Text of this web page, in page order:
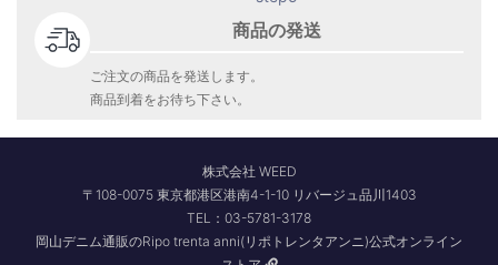
商品の発送
ご注文の商品を発送します。
商品到着をお待ち下さい。
株式会社 WEED
〒108-0075 東京都港区港南4-1-10 リバージュ品川1403
TEL：03-5781-3178
岡山デニム通販のRipo trenta anni(リポトレンタアンニ)公式オンライン